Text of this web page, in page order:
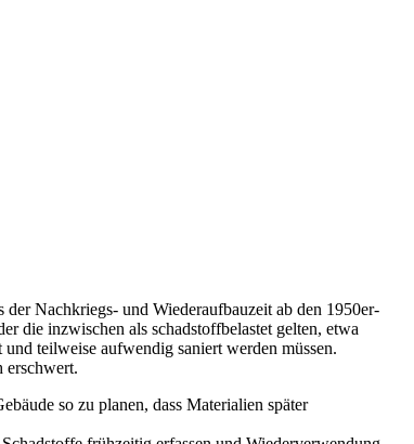
Nachkriegs- und Wiederaufbauzeit ab den 1950er-
die inzwischen als schadstoffbelastet gelten, etwa
teilweise aufwendig saniert werden müssen.
erschwert.
so zu planen, dass Materialien später